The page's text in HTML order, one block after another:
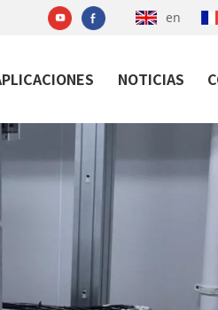
en
NOTICIAS